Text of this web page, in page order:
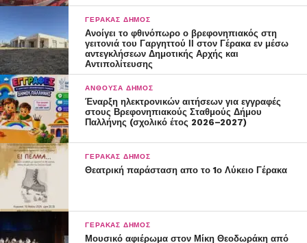
ΓΈΡΑΚΑΣ ΔΉΜΟΣ
Ανοίγει το φθινόπωρο ο βρεφονηπιακός στη
γειτονιά του Γαργηττού ΙΙ στον Γέρακα εν μέσω
αντεγκλήσεων Δημοτικής Αρχής και
Αντιπολίτευσης
ΑΝΘΟΎΣΑ ΔΉΜΟΣ
Έναρξη ηλεκτρονικών αιτήσεων για εγγραφές
στους Βρεφονηπιακούς Σταθμούς Δήμου
Παλλήνης (σχολικό έτος 2026–2027)
ΓΈΡΑΚΑΣ ΔΉΜΟΣ
Θεατρική παράσταση απο το 1ο Λύκειο Γέρακα
ΓΈΡΑΚΑΣ ΔΉΜΟΣ
Μουσικό αφιέρωμα στον Μίκη Θεοδωράκη από